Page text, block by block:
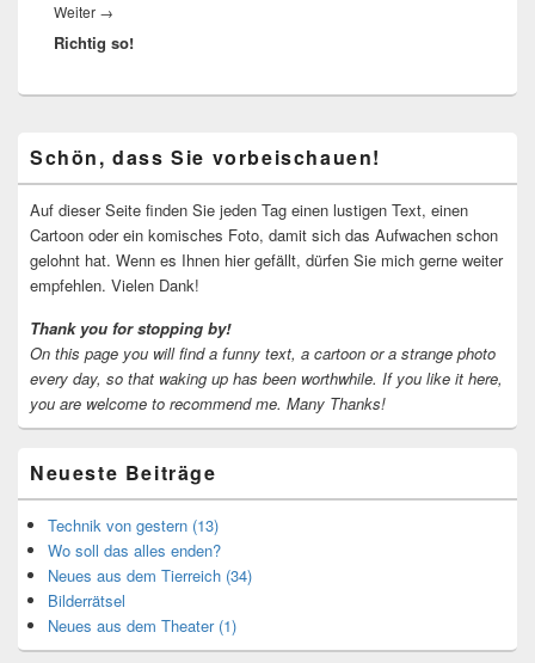
Weiter →
Beitrag:
Richtig so!
Seitenleisten-
Widgetbereich
Schön, dass Sie vorbeischauen!
Auf dieser Seite finden Sie jeden Tag einen lustigen Text, einen
Cartoon oder ein komisches Foto, damit sich das Aufwachen schon
gelohnt hat. Wenn es Ihnen hier gefällt, dürfen Sie mich gerne weiter
empfehlen. Vielen Dank!
Thank you for stopping by!
On this page you will find a funny text, a cartoon or a strange photo
every day, so that waking up has been worthwhile. If you like it here,
you are welcome to recommend me. Many Thanks!
Neueste Beiträge
Technik von gestern (13)
Wo soll das alles enden?
Neues aus dem Tierreich (34)
Bilderrätsel
Neues aus dem Theater (1)